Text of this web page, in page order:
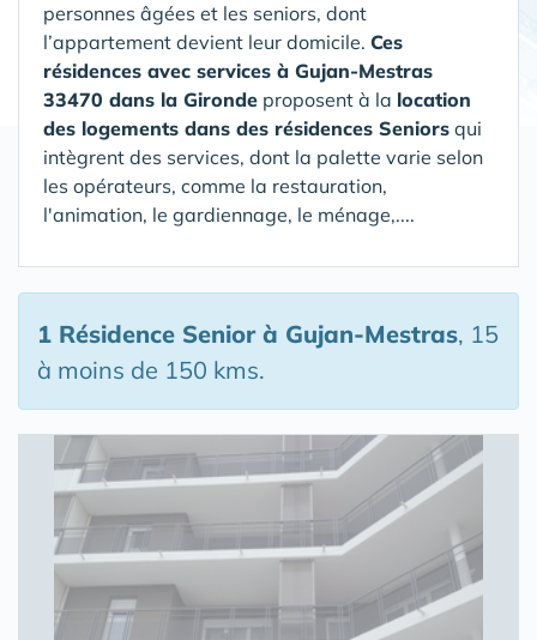
personnes âgées et les seniors, dont
l’appartement devient leur domicile. Ces
résidences avec services à Gujan-Mestras
33470 dans la Gironde proposent à la location
des logements dans des résidences Seniors qui
intègrent des services, dont la palette varie selon
les opérateurs, comme la restauration,
l'animation, le gardiennage, le ménage,....
1 Résidence Seniorà Gujan-Mestras, 15
à moins de 150 kms.